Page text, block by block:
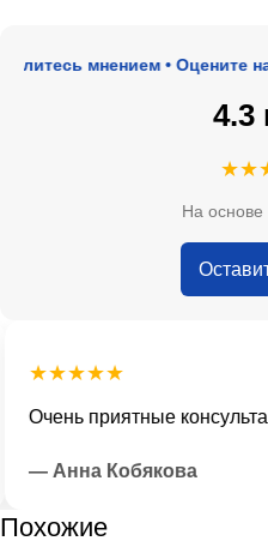
мнением • Оцените наш
4.3
На основе
★★★★★
Очень приятные
— Анна Кобякова
Похожие